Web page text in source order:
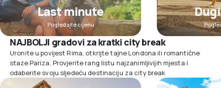
Last minute
Pogledajte cijenu
NAJBOLJI gradovi za kratki city break
Uronite u povijest Rima, otkrijte tajne Londona ili romantične
staze Pariza. Provjerite rang listu najzanimljivijih mjesta i
odaberite svoju sljedeću destinaciju za city break